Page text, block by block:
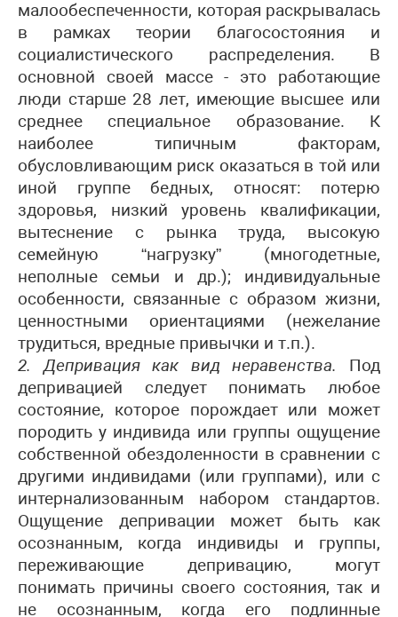
малообеспеченности, которая раскрывалась
в рамках теории благосостояния и
социалистического распределения. В
основной своей массе - это работающие
люди старше 28 лет, имеющие высшее или
среднее специальное образование. К
наиболее типичным факторам,
обусловливающим риск оказаться в той или
иной группе бедных, относят: потерю
здоровья, низкий уровень квалификации,
вытеснение с рынка труда, высокую
семейную “нагрузку” (многодетные,
неполные семьи и др.); индивидуальные
особенности, связанные с образом жизни,
ценностными ориентациями (нежелание
трудиться, вредные привычки и т.п.).
2. Депривация как вид неравенства.
Под
депривацией следует понимать любое
состояние, которое порождает или может
породить у индивида или группы ощущение
собственной обездоленности в сравнении с
другими индивидами (или группами), или с
интернализованным набором стандартов.
Ощущение депривации может быть как
осознанным, когда индивиды и группы,
переживающие депривацию, могут
понимать причины своего состояния, так и
не осознанным, когда его подлинные